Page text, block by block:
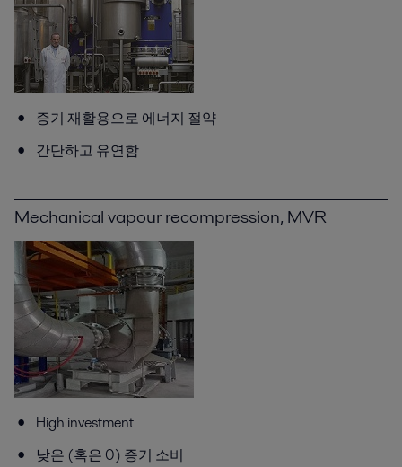
증기 재활용으로 에너지 절약
간단하고 유연함
Mechanical vapour recompression, MVR
High investment
낮은 (혹은 0) 증기 소비